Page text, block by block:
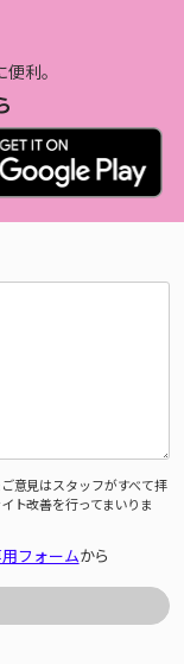
利。
意見はスタッフがすべて拝
ト改善を行ってまいりま
フォームから